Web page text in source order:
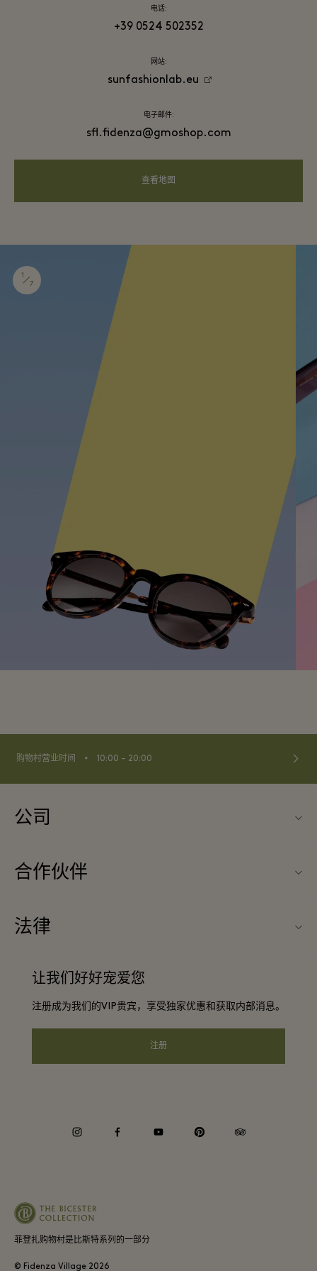
电话:
+39 0524 502352
网站:
sunfashionlab.eu
电子邮件:
sfl.fidenza@gmoshop.com
查看地图
1
7
购物村营业时间 ⬩ 10:00 – 20:00
公司
常见问题
联系我们
工作机会
合作伙伴
成为合作伙伴
酒店及景点合作伙伴
Corporate Programme
法律
会员条款与条件
让我们好好宠爱您
注册成为我们的VIP贵宾，享受独家优惠和获取内部消息。
注册
菲登扎购物村是比斯特系列的一部分
© Fidenza Village 2026
instagramfacebookyoutube pinterest tripadvisor